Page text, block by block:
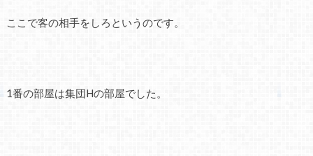
ここで客の相手をしろというのです。
1番の部屋は集団Hの部屋でした。